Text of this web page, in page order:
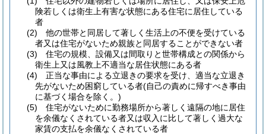
険若しくは衛生上有害な状態にある住宅に居住している
者
(2)
他の世帯と同居して著しく生活上の不便を受けている
者又は住宅がないため親族と同居することができない者
(3)
住宅の規模、設備又は間取りと世帯構成との関係から
衛生上又は風教上不適当な居住状態にある者
(4)
正当な事由による立退きの要求を受け、適当な立退き
先がないため困窮している者(自己の責めに帰すべき事由
に基づく場合を除く。)
(5)
住宅がないために勤務場所から著しく遠隔の地に居住
を余儀なくされている者又は収入に比して著しく過大な
家賃の支払を余儀なくされている者